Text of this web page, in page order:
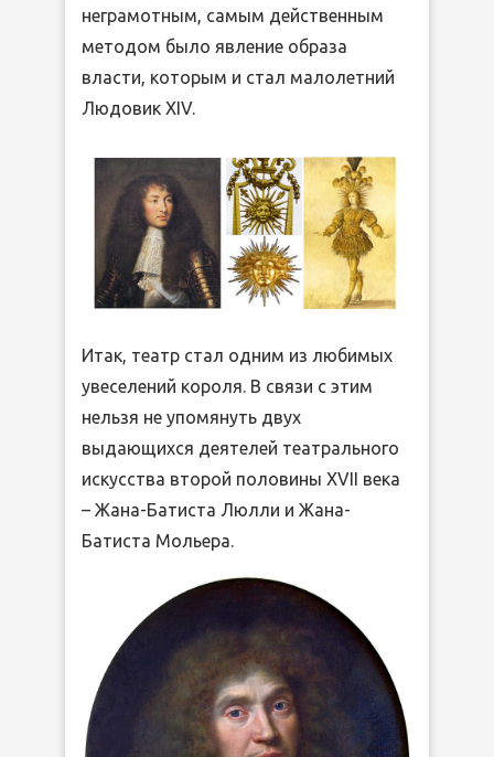
неграмотным, самым действенным
методом было явление образа
власти, которым и стал малолетний
Людовик XIV.
Итак, театр стал одним из любимых
увеселений короля. В связи с этим
нельзя не упомянуть двух
выдающихся деятелей театрального
искусства второй половины XVII века
– Жана-Батиста Люлли и Жана-
Батиста Мольера.